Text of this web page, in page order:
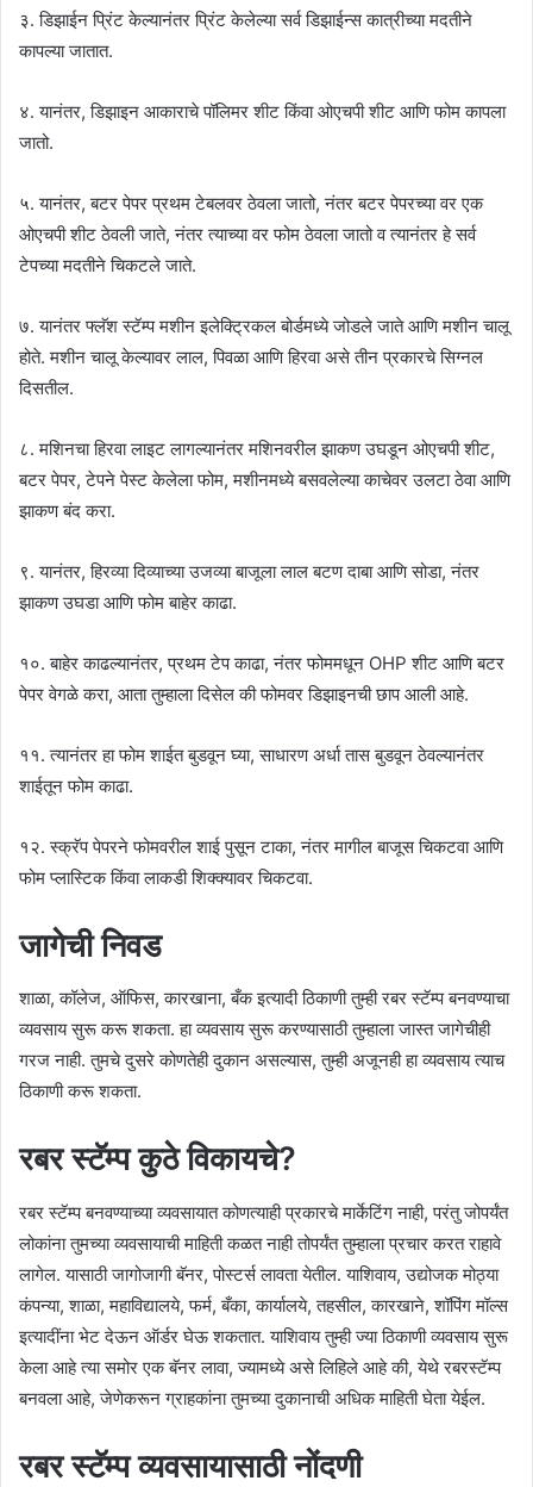
३. डिझाईन प्रिंट केल्यानंतर प्रिंट केलेल्या सर्व डिझाईन्स कात्रीच्या मदतीने
कापल्या जातात.
४. यानंतर, डिझाइन आकाराचे पॉलिमर शीट किंवा ओएचपी शीट आणि फोम कापला
जातो.
५. यानंतर, बटर पेपर प्रथम टेबलवर ठेवला जातो, नंतर बटर पेपरच्या वर एक
ओएचपी शीट ठेवली जाते, नंतर त्याच्या वर फोम ठेवला जातो व त्यानंतर हे सर्व
टेपच्या मदतीने चिकटले जाते.
७. यानंतर फ्लॅश स्टॅम्प मशीन इलेक्ट्रिकल बोर्डमध्ये जोडले जाते आणि मशीन चालू
होते. मशीन चालू केल्यावर लाल, पिवळा आणि हिरवा असे तीन प्रकारचे सिग्नल
दिसतील.
८. मशिनचा हिरवा लाइट लागल्यानंतर मशिनवरील झाकण उघडून ओएचपी शीट,
बटर पेपर, टेपने पेस्ट केलेला फोम, मशीनमध्ये बसवलेल्या काचेवर उलटा ठेवा आणि
झाकण बंद करा.
९. यानंतर, हिरव्या दिव्याच्या उजव्या बाजूला लाल बटण दाबा आणि सोडा, नंतर
झाकण उघडा आणि फोम बाहेर काढा.
१०. बाहेर काढल्यानंतर, प्रथम टेप काढा, नंतर फोममधून OHP शीट आणि बटर
पेपर वेगळे करा, आता तुम्हाला दिसेल की फोमवर डिझाइनची छाप आली आहे.
११. त्यानंतर हा फोम शाईत बुडवून घ्या, साधारण अर्धा तास बुडवून ठेवल्यानंतर
शाईतून फोम काढा.
१२. स्क्रॅप पेपरने फोमवरील शाई पुसून टाका, नंतर मागील बाजूस चिकटवा आणि
फोम प्लास्टिक किंवा लाकडी शिक्क्यावर चिकटवा.
जागेची निवड
शाळा, कॉलेज, ऑफिस, कारखाना, बँक इत्यादी ठिकाणी तुम्ही रबर स्टॅम्प बनवण्याचा
व्यवसाय सुरू करू शकता. हा व्यवसाय सुरू करण्यासाठी तुम्हाला जास्त जागेचीही
गरज नाही. तुमचे दुसरे कोणतेही दुकान असल्यास, तुम्ही अजूनही हा व्यवसाय त्याच
ठिकाणी करू शकता.
रबर स्टॅम्प कुठे विकायचे?
रबर स्टॅम्प बनवण्याच्या व्यवसायात कोणत्याही प्रकारचे मार्केटिंग नाही, परंतु जोपर्यंत
लोकांना तुमच्या व्यवसायाची माहिती कळत नाही तोपर्यंत तुम्हाला प्रचार करत राहावे
लागेल. यासाठी जागोजागी बॅनर, पोस्टर्स लावता येतील. याशिवाय, उद्योजक मोठ्या
कंपन्या, शाळा, महाविद्यालये, फर्म, बँका, कार्यालये, तहसील, कारखाने, शॉपिंग मॉल्स
इत्यादींना भेट देऊन ऑर्डर घेऊ शकतात. याशिवाय तुम्ही ज्या ठिकाणी व्यवसाय सुरू
केला आहे त्या समोर एक बॅनर लावा, ज्यामध्ये असे लिहिले आहे की, येथे रबरस्टॅम्प
बनवला आहे, जेणेकरून ग्राहकांना तुमच्या दुकानाची अधिक माहिती घेता येईल.
रबर स्टॅम्प व्यवसायासाठी नोंदणी